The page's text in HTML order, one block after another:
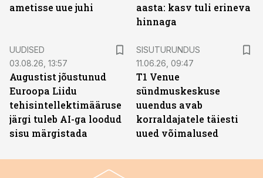
ametisse uue juhi
aasta: kasv tuli erineva
hinnaga
UUDISED
03.08.26, 13:57
Augustist jõustunud
Euroopa Liidu
tehisintellektimääruse
järgi tuleb AI-ga loodud
sisu märgistada
SISUTURUNDUS
11.06.26, 09:47
T1 Venue
sündmuskeskuse
uuendus avab
korraldajatele täiesti
uued võimalused